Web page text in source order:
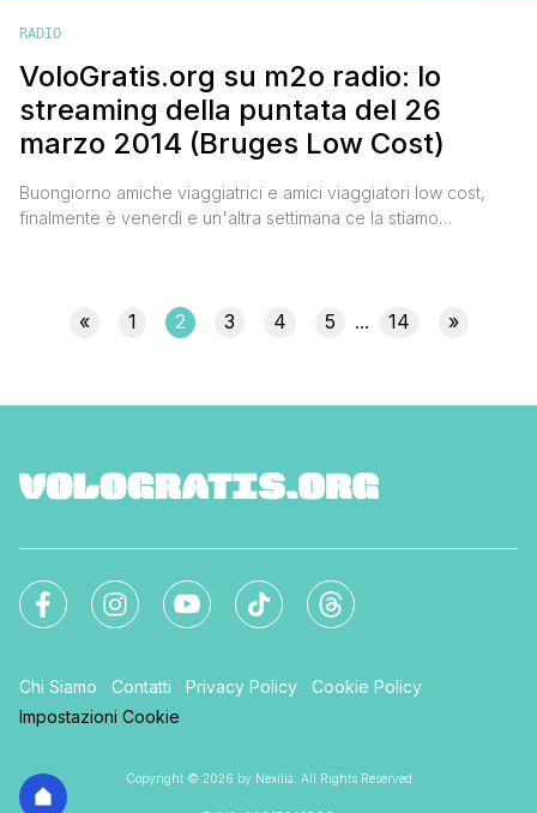
RADIO
VoloGratis.org su m2o radio: lo
streaming della puntata del 26
marzo 2014 (Bruges Low Cost)
Buongiorno amiche viaggiatrici e amici viaggiatori low cost,
finalmente è venerdì e un'altra settimana ce la stiamo
possibile. Se vi siete persi la diretta delle 10:20 [']
« 1 2 3 4 5 ... 14 »
Chi Siamo Contatti Privacy Policy
Cookie Policy
Impostazioni Cookie
Copyright © 2026 by Nexilia. All Rights Reserved